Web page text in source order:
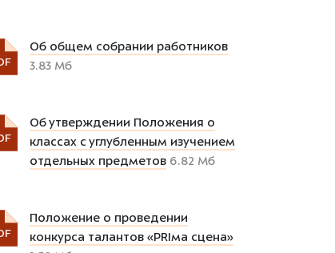
Об общем собрании работников
3.83 Мб
Об утверждении Положения о
классах с углубленным изучением
отдельных предметов6.82 Мб
Положение о проведении
конкурса талантов «PRIма сцена»